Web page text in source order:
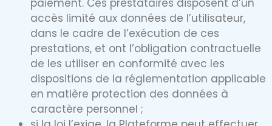
paiement. Ces prestataires disposent d’un
accès limité aux données de l’utilisateur,
dans le cadre de l’exécution de ces
prestations, et ont l’obligation contractuelle
de les utiliser en conformité avec les
dispositions de la réglementation applicable
en matière protection des données à
caractère personnel ;